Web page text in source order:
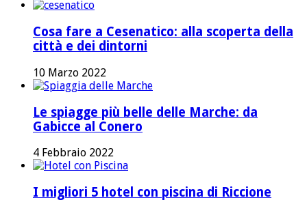
Cosa fare a Cesenatico: alla scoperta della
città e dei dintorni
10 Marzo 2022
Le spiagge più belle delle Marche: da
Gabicce al Conero
4 Febbraio 2022
I migliori 5 hotel con piscina di Riccione